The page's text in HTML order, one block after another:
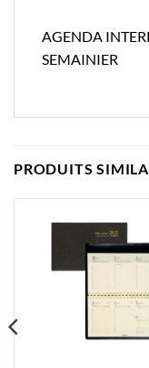
AGENDA
SEMAINIER
PRODUITS